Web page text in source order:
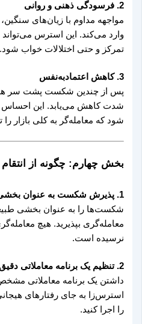
2. فرسودگی ذهنی و روانی
مواجهه مداوم با زیان‌های
وارد می‌کند. این استرس
تمرکز و حتی اختلالات خواب شود.
3. کاهش اعتمادبه‌نفس
پس از چندین شکست پشت سر هم،
شدت کاهش می‌یابد. این احساس
شود که معامله‌گر به کلی بازار را
بخش چهارم: چگونه از انتقام
1. پذیرش شکست به عنوان بخشی از فرایند معامله‌گری
شکست‌ها را به عنوان بخشی طبیعی
معامله‌گری بپذیرید. هیچ
نرسیده است.
2. تنظیم یک برنامه معاملاتی دقیق
داشتن یک برنامه معاملاتی
استرس‌زا به جای رفتارهای
را اجرا کنید.